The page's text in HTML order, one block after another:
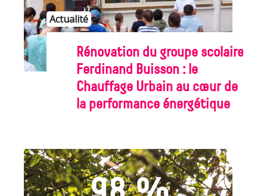
Actualité
Rénovation du groupe scolaire
Ferdinand Buisson : le
Chauffage Urbain au cœur de
la performance énergétique